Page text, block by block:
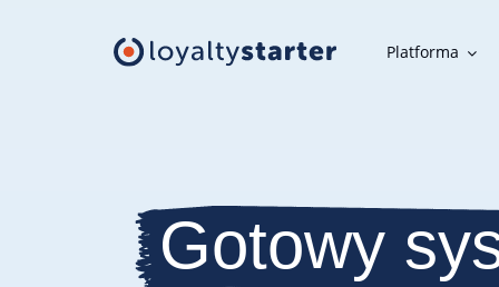
Platforma
Aplikacja mobilna, panel uczestnika, karta w telefonie i inne
narzędzia klientaGotowy